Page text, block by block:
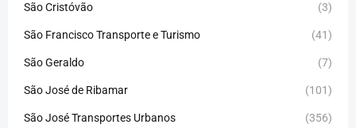
São Cristóvão (3)
São Francisco Transporte e Turismo (41)
São Geraldo (7)
São José de Ribamar (101)
São José Transportes Urbanos (356)